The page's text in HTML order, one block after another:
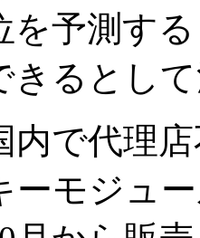
を予測す
きるとし
で代理
ーモジュ